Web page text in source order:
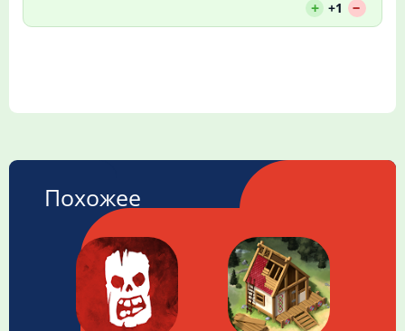
+ +1 --
Похожее